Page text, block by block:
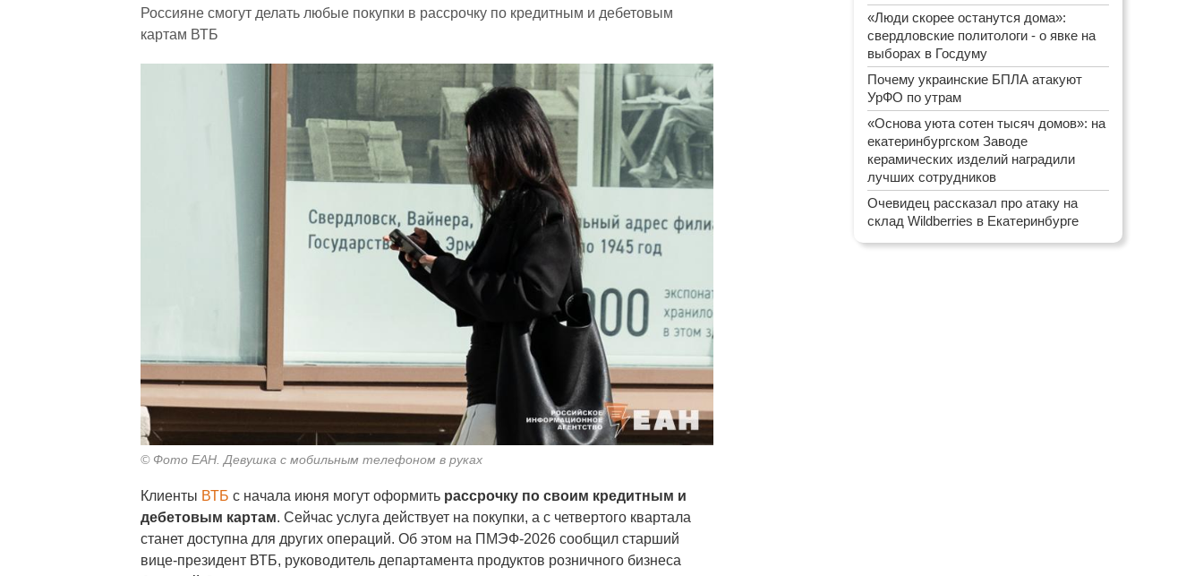
Россияне смогут делать любые покупки в рассрочку по кредитным и дебетовым
картам ВТБ
© Фото ЕАН. Девушка с мобильным телефоном в руках
Клиенты ВТБ с начала июня могут оформить рассрочку по своим кредитным и
дебетовым картам. Сейчас услуга действует на покупки, а с четвертого квартала
станет доступна для других операций. Об этом на ПМЭФ-2026 сообщил старший
вице-президент ВТБ, руководитель департамента продуктов розничного бизнеса
«Люди скорее останутся дома»:
свердловские политологи - о явке на
выборах в Госдуму
Почему украинские БПЛА атакуют
УрФО по утрам
«Основа уюта сотен тысяч домов»: на
екатеринбургском Заводе
керамических изделий наградили
лучших сотрудников
Очевидец рассказал про атаку на
склад Wildberries в Екатеринбурге